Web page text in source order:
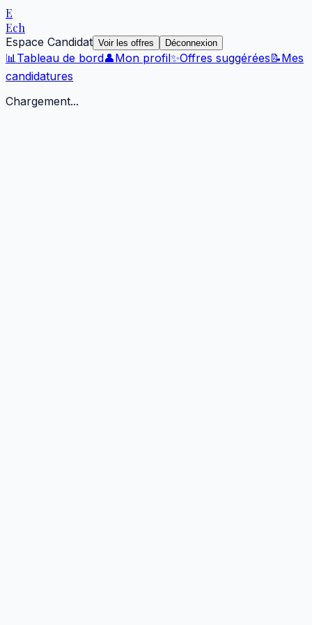
E
Ech
Espace Candidat Voir les offres Déconnexion
📊Tableau de bord👤Mon profil✨Offres suggérées📝Mes
candidatures
Chargement...